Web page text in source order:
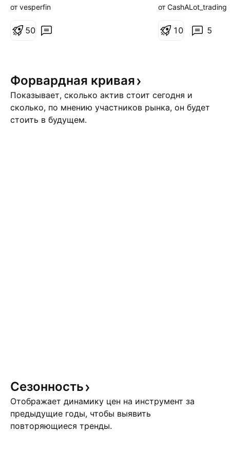
трендовой. Лонг от теста
МА200/линии крик. Цели:
от vesperfin
50
новостная
вчерашний
от CashALot_trading
5
1 0
Форвардная кривая
Показывает, сколько актив стоит сегодня и
сколько, по мнению участников рынка, он будет
стоить в будущем.
Сезонность
Отображает динамику цен на инструмент за
предыдущие годы, чтобы выявить
повторяющиеся тренды.